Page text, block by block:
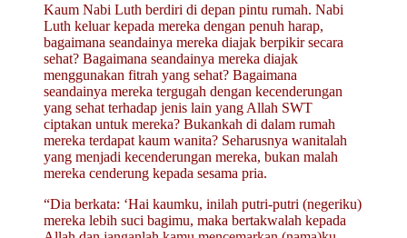
Kaum Nabi Luth berdiri di depan pintu rumah. Nabi
Luth keluar kepada mereka dengan penuh harap,
bagaimana seandainya mereka diajak berpikir secara
sehat? Bagaimana seandainya mereka diajak
menggunakan fitrah yang sehat? Bagaimana
seandainya mereka tergugah dengan kecenderungan
yang sehat terhadap jenis lain yang Allah SWT
ciptakan untuk mereka? Bukankah di dalam rumah
mereka terdapat kaum wanita? Seharusnya wanitalah
yang menjadi kecenderungan mereka, bukan malah
mereka cenderung kepada sesama pria.
“Dia berkata: ‘Hai kaumku, inilah putri-putri (negeriku)
mereka lebih suci bagimu, maka bertakwalah kepada